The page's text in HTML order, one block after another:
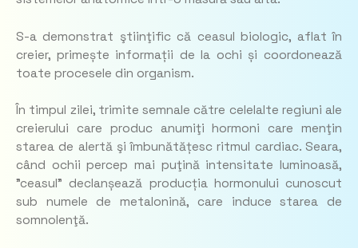
S-a demonstrat ştiinţific că ceasul biologic, aflat în
creier, primește informații de la ochi și coordonează
toate procesele din organism.
În timpul zilei, trimite semnale către celelalte regiuni ale
creierului care produc anumiţi hormoni care menţin
starea de alertă şi îmbunătățesc ritmul cardiac. Seara,
când ochii percep mai puţină intensitate luminoasă,
”ceasul” declanșează producția hormonului cunoscut
sub numele de metalonină, care induce starea de
somnolenţă.